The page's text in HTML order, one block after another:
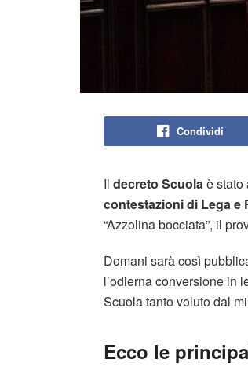
Condividi
Il decreto Scuolaè stato
contestazioni di Lega e
“Azzolina bocciata”, il
Domani sarà così
l’odierna conversione in
Scuola tanto voluto dal
Ecco le